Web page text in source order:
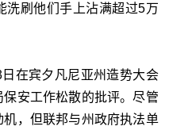
洗刷他们手上沾满超过5万
在宾夕凡尼亚州造势大会
安工作松散的批评。尽管
，但联邦与州政府执法单